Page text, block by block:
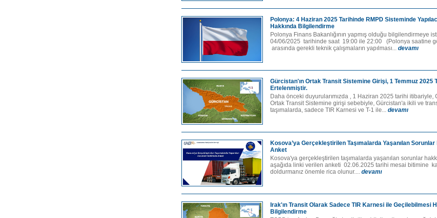
Polonya: 4 Haziran 2025 Tarihinde RMPD Sisteminde
Hakkında Bilgilendirme
Polonya Finans Bakanlığının yapmış olduğu bilgilendirmeye
04/06/2025 tarihinde saat 19:00 ile 22:00 (Polonya saatine
arasında gerekli teknik çalışmaların yapılması... devamı
Gürcistan'ın Ortak Transit Sistemine Girişi, 1 Temmuz 2025
Ertelenmiştir.
Daha önceki duyurularımızda , 1 Haziran 2025 tarihi itibariyle,
Ortak Transit Sistemine girişi sebebiyle, Gürcistan'a ikili ve
taşımalarda, sadece TIR Karnesi ve T-1 ile... devamı
Kosova’ya Gerçekleştirilen Taşımalarda Yaşanılan Sorunlar
Anket
Kosova'ya gerçekleştirilen taşımalarda yaşanılan sorunlar
aşağıda linki verilen anketi 02.06.2025 tarihi mesai bitimine
doldurmanız önemle rica olunur.... devamı
Irak'ın Transit Olarak Sadece TIR Karnesi ile Geçilebilmesi
Bilgilendirme